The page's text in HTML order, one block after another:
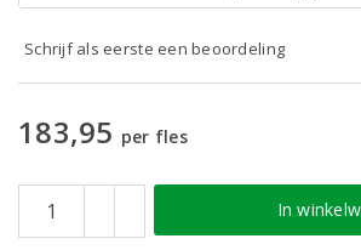
Schrijf als eerste een beoordeling
183,95 per fles
In